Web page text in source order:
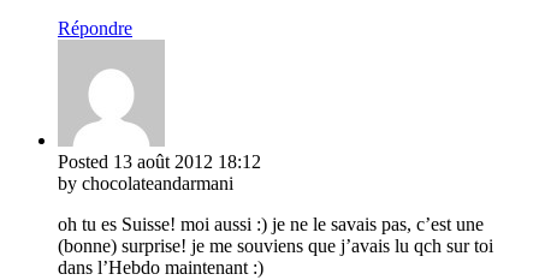
Répondre
Posted 13 août 2012 18:12
by chocolateandarmani
oh tu es Suisse! moi aussi :) je ne le savais pas, c’est une
(bonne) surprise! je me souviens que j’avais lu qch sur toi
dans l’Hebdo maintenant :)